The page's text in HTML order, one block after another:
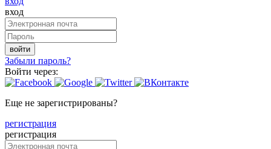
вход
войти
Забыли пароль?
Войти через:
Еще не зарегистрированы?
регистрация
регистрация